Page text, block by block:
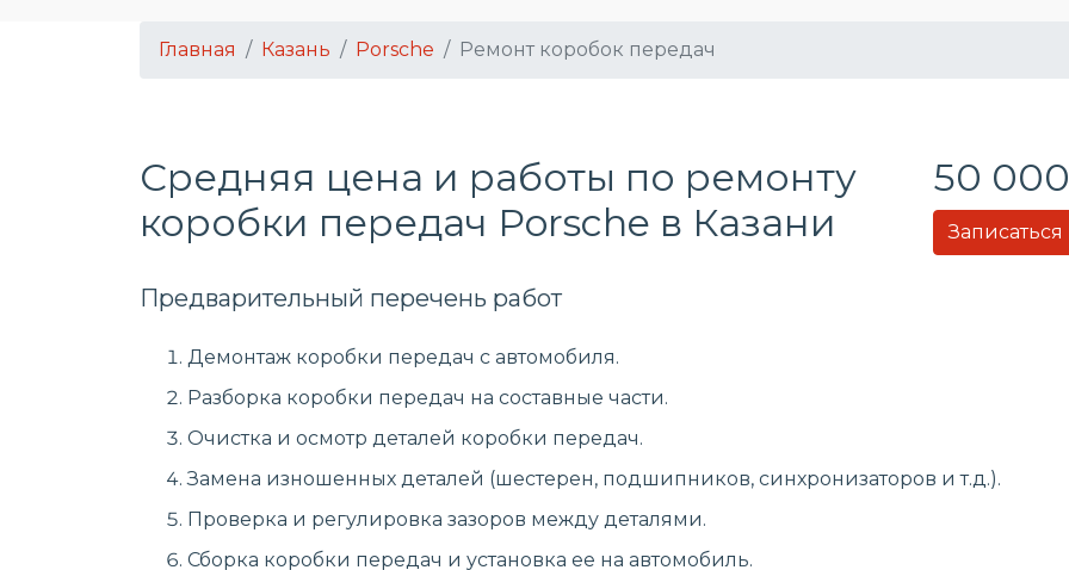
Главная Казань Porsche Ремонт коробок передач
Средняя цена и работы по ремонту
коробки передач Porsche в Казани
50
Предварительный перечень работ
Демонтаж коробки передач с автомобиля.
Разборка коробки передач на составные части.
Очистка и осмотр деталей коробки передач.
Замена изношенных деталей (шестерен, подшипников, синхронизаторов и т.д.).
Проверка и регулировка зазоров между деталями.
Сборка коробки передач и установка ее на автомобиль.